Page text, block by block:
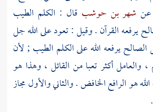
شهر بن حوشب قال : الكلم الطيب
يرفعه القرآن . وقيل : تعود على الله جل
يرفعه الله على الكلم الطيب ; لأن
والعامل أكثر تعبا من القائل ، وهذا هو
هو الرافع الخافض . والثاني والأول مجاز